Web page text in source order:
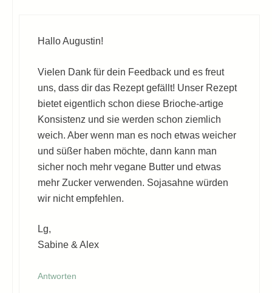
Hallo Augustin!
Vielen Dank für dein Feedback und es freut
uns, dass dir das Rezept gefällt! Unser Rezept
bietet eigentlich schon diese Brioche-artige
Konsistenz und sie werden schon ziemlich
weich. Aber wenn man es noch etwas weicher
und süßer haben möchte, dann kann man
sicher noch mehr vegane Butter und etwas
mehr Zucker verwenden. Sojasahne würden
wir nicht empfehlen.
Lg,
Sabine & Alex
Antworten